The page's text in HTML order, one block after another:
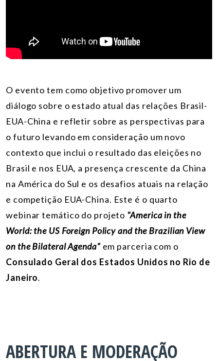
O evento tem como objetivo promover um
diálogo sobre o estado atual das relações Brasil-
EUA-China e refletir sobre as perspectivas para
o futuro levando em consideração um novo
contexto que inclui o resultado das eleições no
Brasil e nos EUA, a presença crescente da China
na América do Sul e os desafios atuais na relação
e competição EUA-China. Este é o quarto
webinar temático do projeto "America in the
World: the US Foreign Policy and the Brazilian View
on the Bilateral Agenda"em parceria com o
Consulado Geral dos Estados Unidos no Rio de
Janeiro.
ABERTURA E MODERAÇÃO